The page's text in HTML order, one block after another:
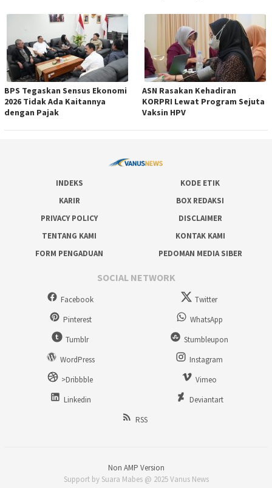
BPS Tegaskan Sensus Ekonomi
2026 Tidak Ada Kaitannya
dengan Pajak
ASN Rasakan Kehadiran
KORPRI Lewat Program Sejuta
Vaksin HPV
INDEKS
KODE ETIK
KARIR
BOX REDAKSI
PRIVACY POLICY
DISCLAIMER
TENTANG KAMI
KONTAK KAMI
FORM PENGADUAN
PEDOMAN MEDIA SIBER
SOCIAL NETWORK
Facebook
Twitter
Pinterest
WhatsApp
Tumblr
Stumbleupon
WordPress
Instagram
>Dribbble
Vimeo
Linkedin
Deviantart
RSS
Non AMP Version
Support by Suara Mabes @ 2025 Vanus News